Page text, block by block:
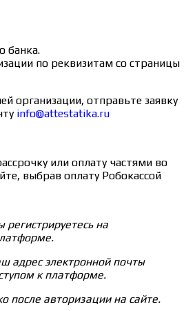
банка.
по реквизитам со страницы
организации, отправьте заявку
info@attestatika.ru
или оплату частями во
выбрав оплату Робокассой
на
адрес электронной почты
к платформе.
после авторизации на сайте.